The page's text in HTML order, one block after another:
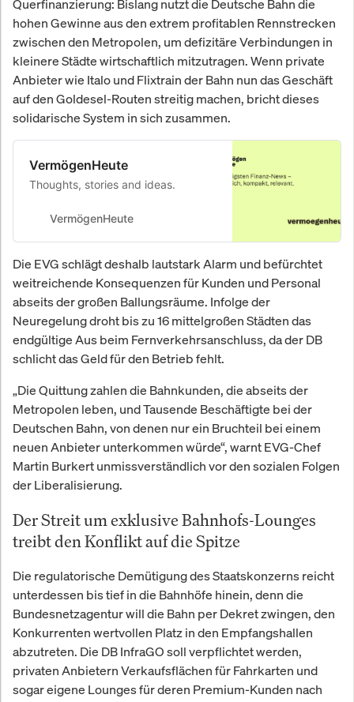
Querfinanzierung: Bislang nutzt die Deutsche Bahn die
hohen Gewinne aus den extrem profitablen Rennstrecken
zwischen den Metropolen, um defizitäre Verbindungen in
kleinere Städte wirtschaftlich mitzutragen. Wenn private
Anbieter wie Italo und Flixtrain der Bahn nun das Geschäft
auf den Goldesel-Routen streitig machen, bricht dieses
solidarische System in sich zusammen.
VermögenHeute
Thoughts, stories and ideas.
VermögenHeute
Die EVG schlägt deshalb lautstark Alarm und befürchtet
weitreichende Konsequenzen für Kunden und Personal
abseits der großen Ballungsräume. Infolge der
Neuregelung droht bis zu 16 mittelgroßen Städten das
endgültige Aus beim Fernverkehrsanschluss, da der DB
schlicht das Geld für den Betrieb fehlt.
„Die Quittung zahlen die Bahnkunden, die abseits der
Metropolen leben, und Tausende Beschäftigte bei der
Deutschen Bahn, von denen nur ein Bruchteil bei einem
neuen Anbieter unterkommen würde“, warnt EVG-Chef
Martin Burkert unmissverständlich vor den sozialen Folgen
der Liberalisierung.
Der Streit um exklusive Bahnhofs-Lounges
treibt den Konflikt auf die Spitze
Die regulatorische Demütigung des Staatskonzerns reicht
unterdessen bis tief in die Bahnhöfe hinein, denn die
Bundesnetzagentur will die Bahn per Dekret zwingen, den
Konkurrenten wertvollen Platz in den Empfangshallen
abzutreten. Die DB InfraGO soll verpflichtet werden,
privaten Anbietern Verkaufsflächen für Fahrkarten und
sogar eigene Lounges für deren Premium-Kunden nach